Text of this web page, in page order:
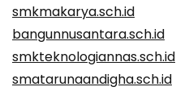
smkmakarya.sch.id
bangunnusantara.sch.id
smkteknologiannas.sch.id
smatarunaandigha.sch.id